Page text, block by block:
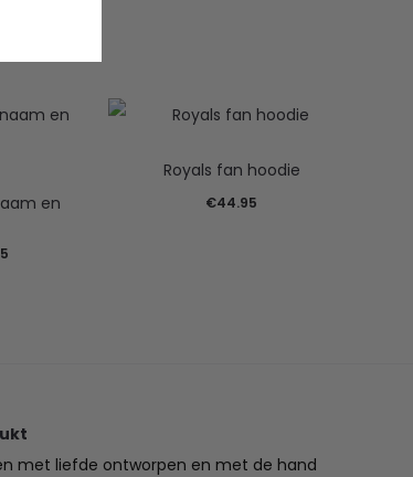
en
Prijsklasse:
Royals fan hoodie
€44.95
met liefde ontworpen en met de hand